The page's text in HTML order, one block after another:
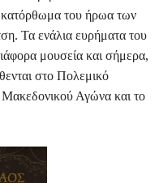
του ήρωα των
Τα ενάλια ευρήματα του
μουσεία και σήμερα,
στο Πολεμικό
Αγώνα και το